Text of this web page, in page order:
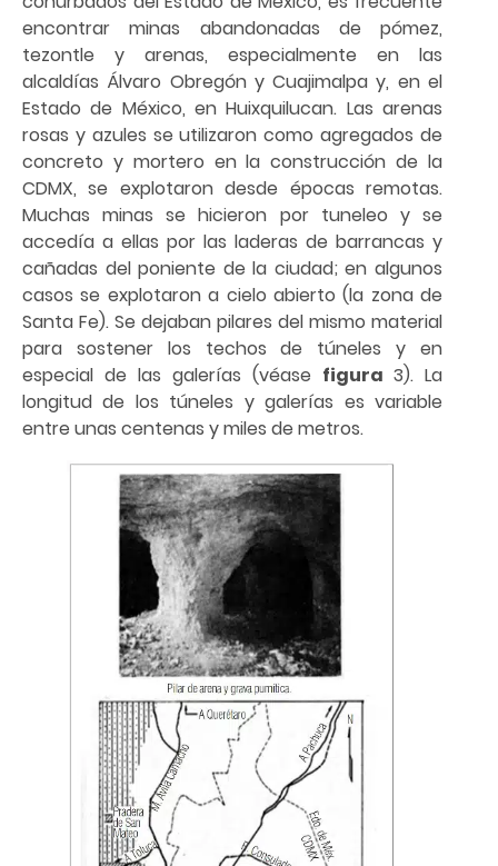
encontrar minas abandonadas de pómez,
tezontle y arenas, especialmente en las
alcaldías Álvaro Obregón y Cuajimalpa y, en el
Estado de México, en Huixquilucan. Las arenas
rosas y azules se utilizaron como agregados de
concreto y mortero en la construcción de la
CDMX, se explotaron desde épocas remotas.
Muchas minas se hicieron por tuneleo y se
accedía a ellas por las laderas de barrancas y
cañadas del poniente de la ciudad; en algunos
casos se explotaron a cielo abierto (la zona de
Santa Fe). Se dejaban pilares del mismo material
para sostener los techos de túneles y en
especial de las galerías (véase figura 3). La
longitud de los túneles y galerías es variable
entre unas centenas y miles de metros.